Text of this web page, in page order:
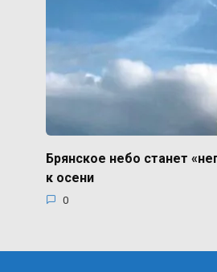
Брянское небо станет
к осени
0